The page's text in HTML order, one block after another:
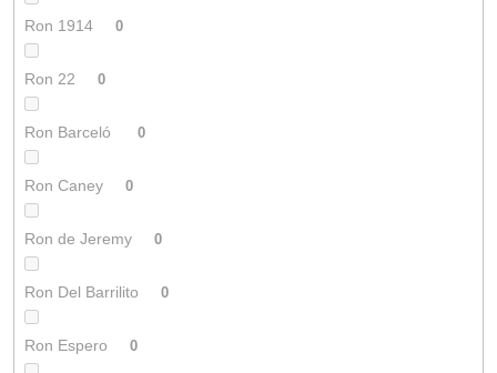
Ron 1914 0
Ron 22 0
Ron Barceló 0
Ron Caney 0
Ron de Jeremy 0
Ron Del Barrilito 0
Ron Espero 0